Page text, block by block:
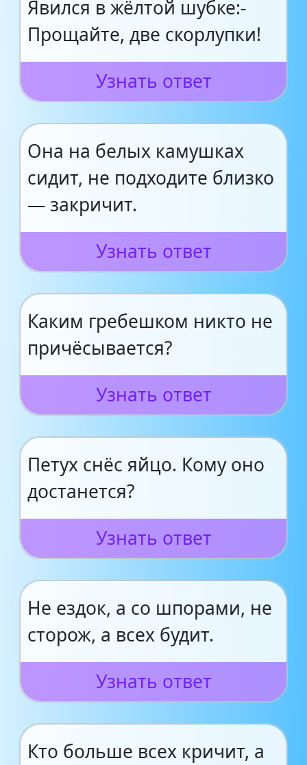
Явился в жёлтой шубке:-
Прощайте, две скорлупки!
Узнать ответ
Она на белых камушках
сидит, не подходите близко
— закричит.
Узнать ответ
Каким гребешком никто не
причёсывается?
Узнать ответ
Петух снёс яйцо. Кому оно
достанется?
Узнать ответ
Не ездок, а со шпорами, не
сторож, а всех будит.
Узнать ответ
Кто больше всех кричит, а